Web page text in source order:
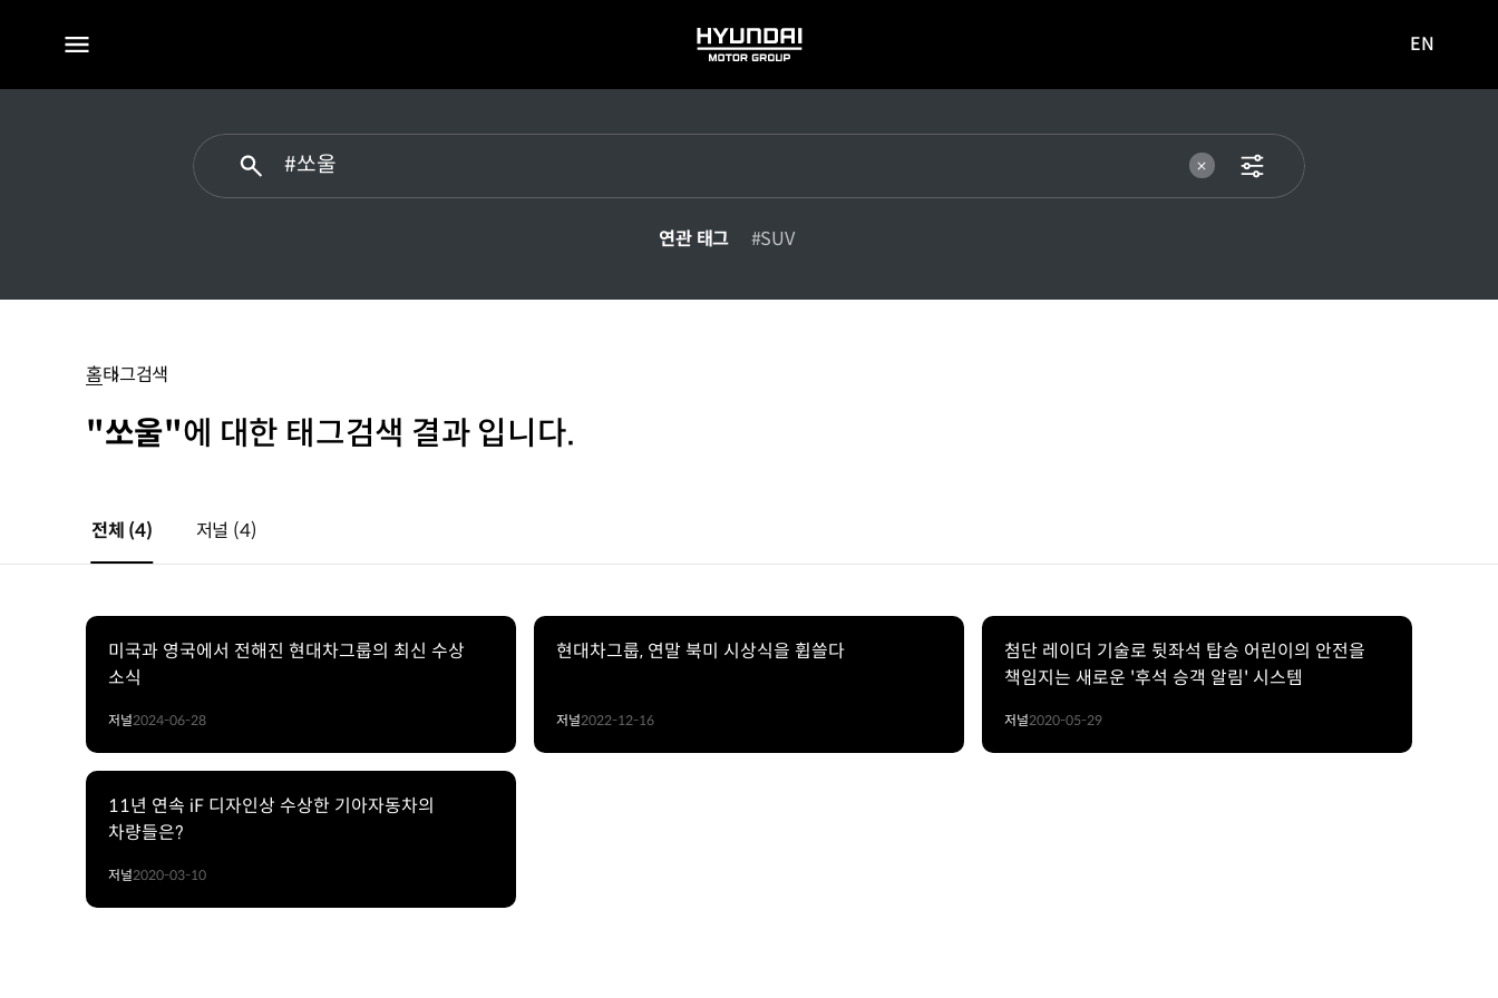
전체
HYUNDAI
MOTOR
사이트로
EN
연관 태그 #SUV
홈태그검색
"쏘울"에 대한 태그검색 결과 입니다.
전체 (4) 저널 (4)
미국과 영국에서 전해진 현대차그룹의 최신 수상
소식
저널2024-06-28
현대차그룹, 연말 북미 시상식을 휩쓸다
저널2022-12-16
첨단 레이더 기술로 뒷좌석 탑승 어린이의 안전을
책임지는 새로운 '후석 승객 알림' 시스템
저널2020-05-29
11년 연속 iF 디자인상 수상한 기아자동차의
차량들은?
저널2020-03-10